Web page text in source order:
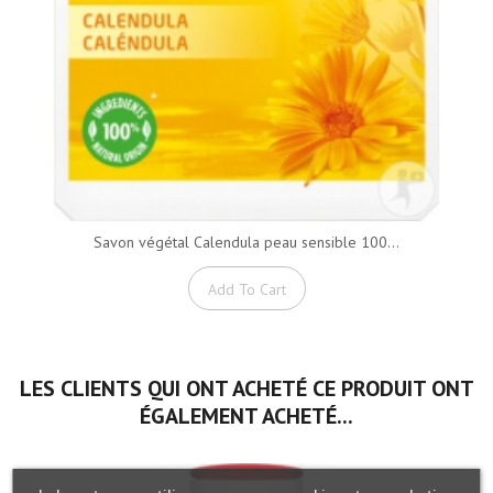
Savon végétal Calendula peau sensible 100...
Add To Cart
LES CLIENTS QUI ONT ACHETÉ CE PRODUIT ONT
ÉGALEMENT ACHETÉ...